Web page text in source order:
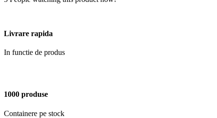
Livrare rapida
In functie de produs
1000 produse
Containere pe stock